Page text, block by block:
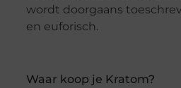
wordt doorgaans
en euforisch.
Waar koop je Kratom?